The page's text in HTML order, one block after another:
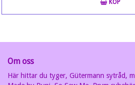
KÖP
Om oss
Här hittar du tyger, Gütermann sytråd,